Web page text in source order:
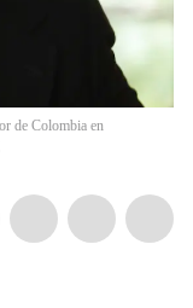
de Colombia en